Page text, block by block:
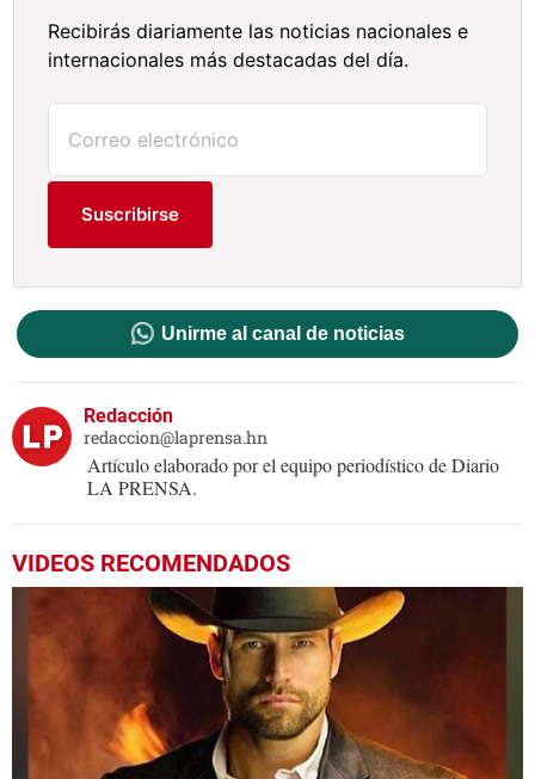
Recibirás diariamente las noticias nacionales e
internacionales más destacadas del día.
Suscribirse
Unirme al canal de noticias
Redacción
redaccion@laprensa.hn
Artículo elaborado por el equipo periodístico de Diario
LA PRENSA.
VIDEOS RECOMENDADOS